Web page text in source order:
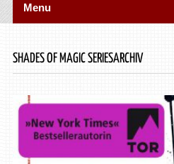
Menu
SHADES OF MAGIC SERIESARCHIV